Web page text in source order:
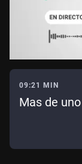
09:21 MIN
Mas de